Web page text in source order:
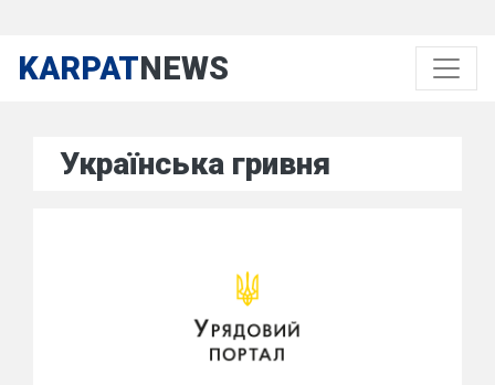
KARPATNEWS
Українська гривня